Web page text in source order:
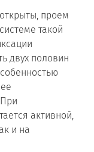
проем
такой
двух половин
активной,
и на